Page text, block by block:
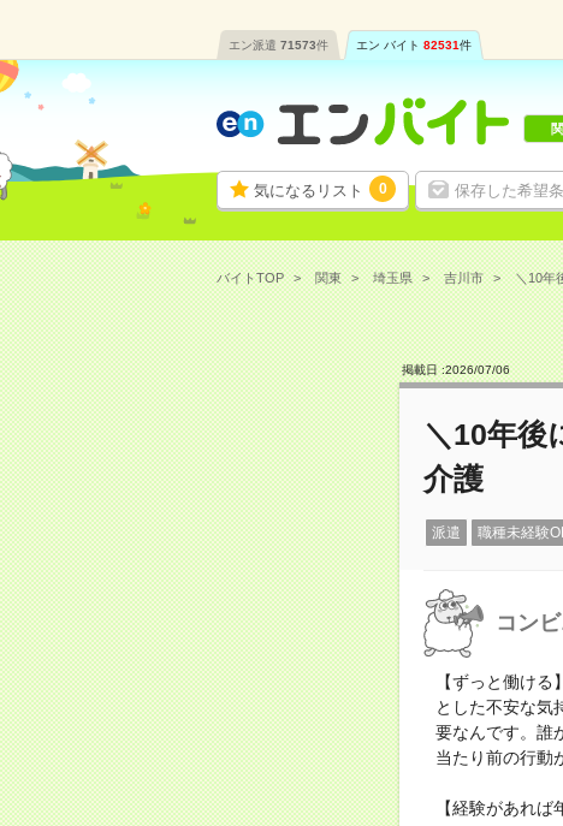
エン派遣 71573件 エン バイト 82531件
気になるリスト 0 保存した希望
バイトTOP 関東 埼玉県 吉川市 ＼10年
掲載日 :2026/07/06
＼10年後
介護
派遣 職種未経験
コン
【ずっと働け
とした不安な気
要なんです。誰
当たり前の行動
【経験があれ